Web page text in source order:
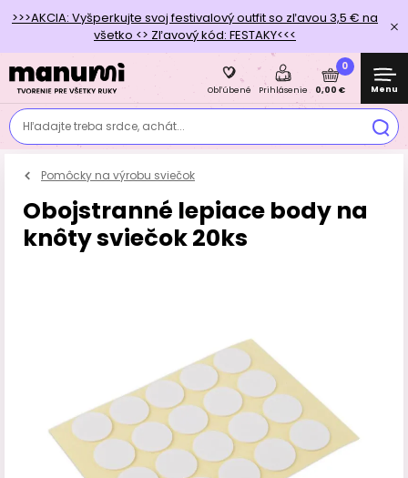
>>>AKCIA: Vyšperkujte svoj festivalový outfit so zľavou 3,5 € na
všetko <> Zľavový kód: FESTAKY<<<
Hľadajte treba srdce, achát...
Obľúbené Prihlásenie
0
0,00 € Menu
Pomôcky na výrobu sviečok
Obojstranné lepiace body na
knôty sviečok 20ks